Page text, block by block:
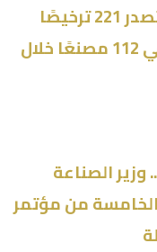
وزارة الصناعة والثروة المعدنية تصدر 221 ترخيصًا
صناعيًّا جديدًا وتعلن بدء الإنتاج في 112 مصنعًا خلال
وزير الصناعة
الخامسة من مؤتمر